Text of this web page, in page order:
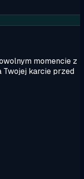
momencie z
Twojej karcie przed